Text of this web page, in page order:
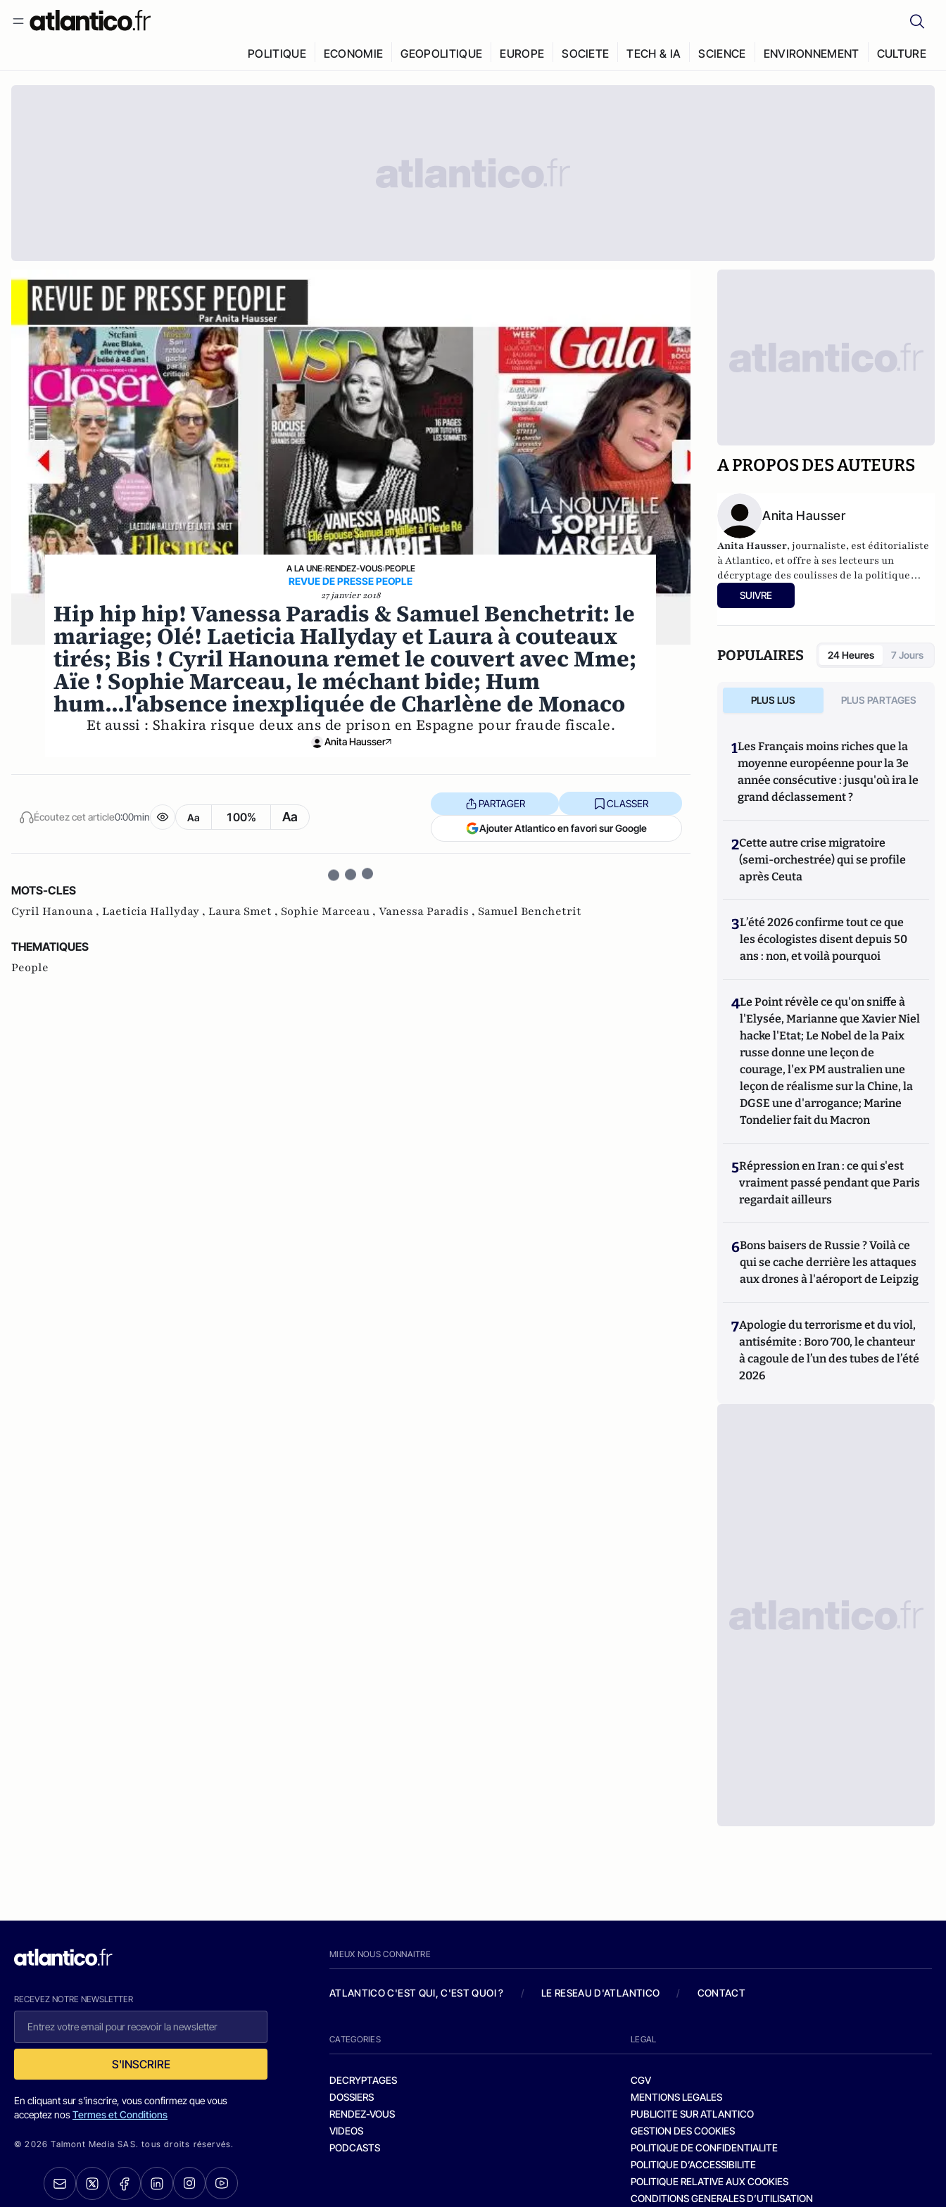
POLITIQUE ECONOMIE GEOPOLITIQUE EUROPE SOCIETE TECH & IA SCIENCE ENVIRONNEMENT CULTURE
A LA UNE›RENDEZ-VOUS›PEOPLE
REVUE DE PRESSE PEOPLE
27 janvier 2018
Hip hip hip! Vanessa Paradis & Samuel Benchetrit: le
mariage; Olé! Laeticia Hallyday et Laura à couteaux
tirés; Bis ! Cyril Hanouna remet le couvert avec Mme;
Aïe ! Sophie Marceau, le méchant bide; Hum
hum...l'absence inexpliquée de Charlène de Monaco
Et aussi : Shakira risque deux ans de prison en Espagne pour fraude fiscale.
Anita Hausser
Écoutez cet article0:00min Aa 100% Aa
PARTAGER CLASSER
Ajouter Atlantico en favori sur Google
MOTS-CLES
Cyril Hanouna , Laeticia Hallyday , Laura Smet , Sophie Marceau , Vanessa Paradis , Samuel Benchetrit
THEMATIQUES
People
A PROPOS DES AUTEURS
Anita Hausser
Anita Hausser, journaliste, est éditorialiste
à Atlantico, et offre à ses lecteurs un
décryptage des coulisses de la politique
française et internationale. Elle a
notamment publié
députée, un homme comme les autres ?
(2014) etBruno Le Maire, l'Affranchi
SUIVRE
POPULAIRES 24 Heures 7 Jours
PLUS LUS PLUS PARTAGES
1Les Français moins riches que la
moyenne européenne pour la 3e
année consécutive : jusqu'où ira le
grand déclassement ?
2Cette autre crise migratoire
(semi-orchestrée) qui se profile
après Ceuta
3L’été 2026 confirme tout ce que
les écologistes disent depuis 50
ans : non, et voilà pourquoi
4Le Point révèle ce qu'on sniffe à
l'Elysée, Marianne que Xavier Niel
hacke l'Etat; Le Nobel de la Paix
russe donne une leçon de
courage, l'ex PM australien une
leçon de réalisme sur la Chine, la
DGSE une d'arrogance; Marine
Tondelier fait du Macron
5Répression en Iran : ce qui s'est
vraiment passé pendant que Paris
regardait ailleurs
6Bons baisers de Russie ? Voilà ce
qui se cache derrière les attaques
aux drones à l'aéroport de Leipzig
7Apologie du terrorisme et du viol,
antisémite : Boro 700, le chanteur
à cagoule de l’un des tubes de l’été
2026
RECEVEZ NOTRE NEWSLETTER
S'INSCRIRE
En cliquant sur s'inscrire, vous confirmez que vous
acceptez nosTermes et Conditions
© 2026 Talmont Media SAS. tous droits réservés.
MIEUX NOUS CONNAITRE
ATLANTICO C'EST QUI, C'EST QUOI ? / LE RESEAU D'ATLANTICO / CONTACT
CATEGORIES
DECRYPTAGES
DOSSIERS
RENDEZ-VOUS
VIDEOS
PODCASTS
LEGAL
CGV
MENTIONS LEGALES
PUBLICITE SUR ATLANTICO
GESTION DES COOKIES
POLITIQUE DE CONFIDENTIALITE
POLITIQUE D’ACCESSIBILITE
POLITIQUE RELATIVE AUX COOKIES
CONDITIONS GENERALES D’UTILISATION